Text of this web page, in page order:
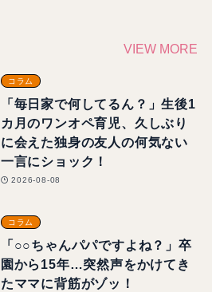
VIEW MORE
コラム
「毎日家で何してるん？」生後1
カ月のワンオペ育児、久しぶり
に会えた独身の友人の何気ない
一言にショック！
2026-08-08
コラム
「○○ちゃんパパですよね？」卒
園から15年…突然声をかけてき
たママに背筋がゾッ！